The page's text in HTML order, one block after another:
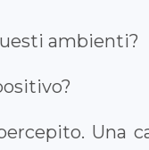
ambienti?
Una